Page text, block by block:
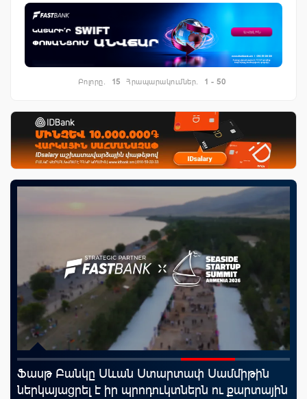
Բոլորը. 15 Հրապարակումներ. 1 - 50
Ֆասթ Բանկը Սևան Ստարտափ Սամմիթին
ներկայացրել է իր պրոդուկտներն ու քարտային